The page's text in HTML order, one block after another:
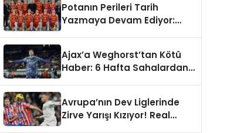
Performansı mı
Konuşulmalı?
Potanın Perileri Tarih
Yazmaya Devam Ediyor:
Ajax’a Weghorst’tan Kötü
Haber: 6 Hafta Sahalardan
Avrupa’nın Dev Liglerinde
Zirve Yarışı Kızıyor! Real